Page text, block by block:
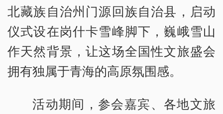
北藏族自治州门源回族自治县，启动
仪式设在岗什卡雪峰脚下，巍峨雪山
作天然背景，让这场全国性文旅盛会
拥有独属于青海的高原氛围感。
活动期间，参会嘉宾、各地文旅